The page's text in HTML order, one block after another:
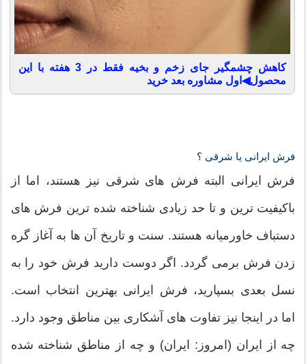
کاهش چشمگیر جای زخم و بخیه فقط در 3 هفته با این
محصول◀اول مشاوره بعد خرید
فرش ایرانی یا شرقی ؟
فرش ایرانی البته فرش های شرقی نیز هستند، اما از
باکیفیت ترین و تا حد زیادی شناخته شده ترین فرش های
دستباف خاورمیانه هستند. سنت و تاریخ آن ها به آغاز گره
زدن فرش برمی گردد. اگر دوست دارید فرش خود را به
نسل بعدی بسپارید، فرش ایرانی بهترین انتخاب است.
اما در اینجا نیز تفاوت های آشکاری بین مناطق وجود دارد.
چه از ایران (امروز: ایران) و چه از مناطق شناخته شده